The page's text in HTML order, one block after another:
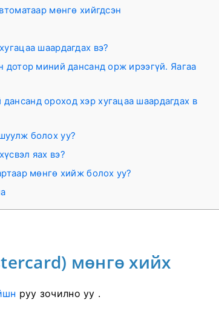
мөнгө хийгдсэн
шаардагдах вэ?
миний дансанд орж ирээгүй. Яагаа
ороход хэр хугацаа шаардагдах в
болох уу?
яах вэ?
мөнгө хийж болох уу?
мөнгө хийх
руу зочилно уу .